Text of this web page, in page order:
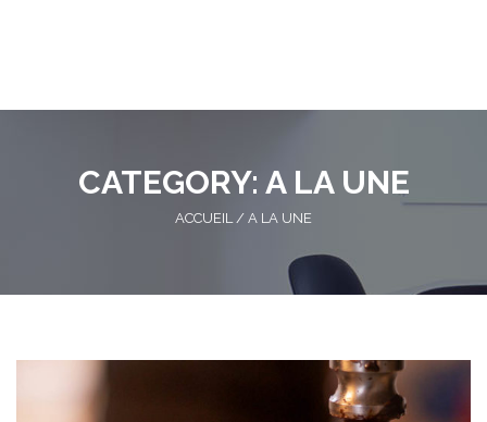
CATEGORY: A LA UNE
ACCUEIL / A LA UNE